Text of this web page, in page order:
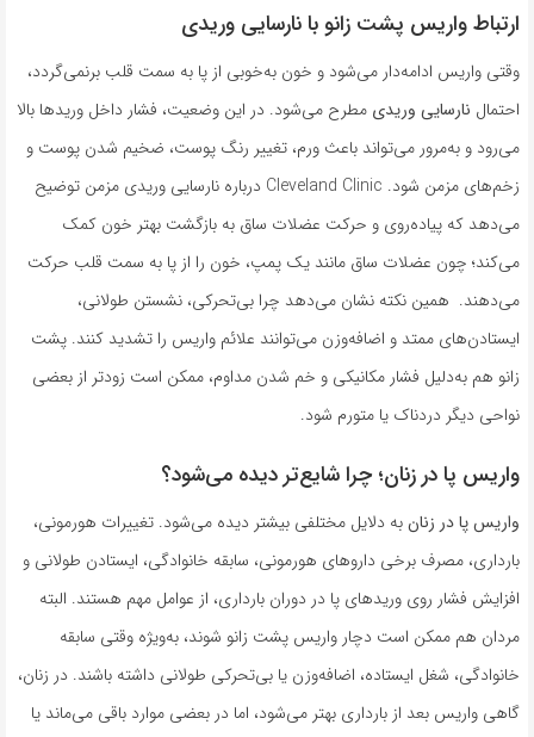
ارتباط واریس پشت زانو با نارسایی وریدی
وقتی واریس ادامه‌دار می‌شود و خون به‌خوبی از پا به سمت قلب برنمی‌گردد،
احتمال نارسایی وریدی مطرح می‌شود. در این وضعیت، فشار داخل وریدها بالا
می‌رود و به‌مرور می‌تواند باعث ورم، تغییر رنگ پوست، ضخیم شدن پوست و
زخم‌های مزمن شود. Cleveland Clinic درباره نارسایی وریدی مزمن توضیح
می‌دهد که پیاده‌روی و حرکت عضلات ساق به بازگشت بهتر خون کمک
می‌کند؛ چون عضلات ساق مانند یک پمپ، خون را از پا به سمت قلب حرکت
می‌دهند. همین نکته نشان می‌دهد چرا بی‌تحرکی، نشستن طولانی،
ایستادن‌های ممتد و اضافه‌وزن می‌توانند علائم واریس را تشدید کنند. پشت
زانو هم به‌دلیل فشار مکانیکی و خم شدن مداوم، ممکن است زودتر از بعضی
نواحی دیگر دردناک یا متورم شود.
واریس پا در زنان؛ چرا شایع‌تر دیده می‌شود؟
واریس پا در زنانبه دلایل مختلفی بیشتر دیده می‌شود. تغییرات هورمونی،
بارداری، مصرف برخی داروهای هورمونی، سابقه خانوادگی، ایستادن طولانی و
افزایش فشار روی وریدهای پا در دوران بارداری، از عوامل مهم هستند. البته
مردان هم ممکن است دچار واریس پشت زانو شوند، به‌ویژه وقتی سابقه
خانوادگی، شغل ایستاده، اضافه‌وزن یا بی‌تحرکی طولانی داشته باشند. در زنان،
گاهی واریس بعد از بارداری بهتر می‌شود، اما در بعضی موارد باقی می‌ماند یا